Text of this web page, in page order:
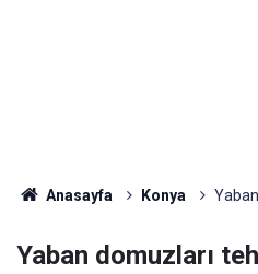
Anasayfa Konya
Yaban domuzları